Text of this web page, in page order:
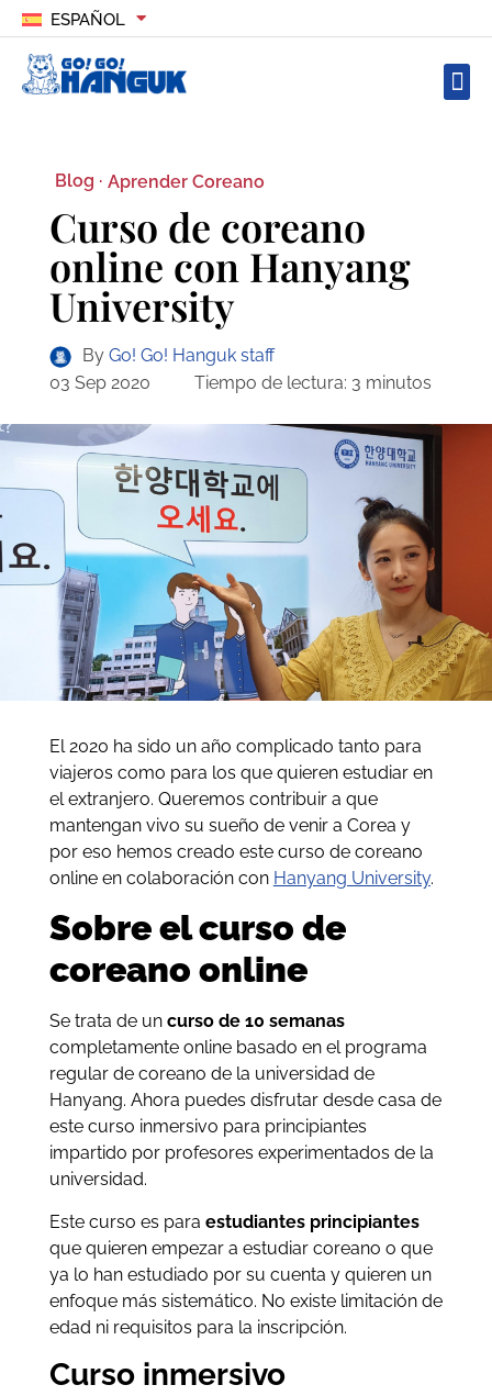
ESPAÑOL
Blog · Aprender Coreano
Curso de coreano
online con Hanyang
University
By Go! Go! Hanguk staff
03 Sep 2020
Tiempo de lectura: 3 minutos
El 2020 ha sido un año complicado tanto para
viajeros como para los que quieren estudiar en
el extranjero. Queremos contribuir a que
mantengan vivo su sueño de venir a Corea y
por eso hemos creado este curso de coreano
online en colaboración con Hanyang University.
Sobre el curso de
coreano online
Se trata de un curso de 10 semanas
completamente online basado en el programa
regular de coreano de la universidad de
Hanyang. Ahora puedes disfrutar desde casa de
este curso inmersivo para principiantes
impartido por profesores experimentados de la
universidad.
Este curso es para estudiantes principiantes
que quieren empezar a estudiar coreano o que
ya lo han estudiado por su cuenta y quieren un
enfoque más sistemático. No existe limitación de
edad ni requisitos para la inscripción.
Curso inmersivo